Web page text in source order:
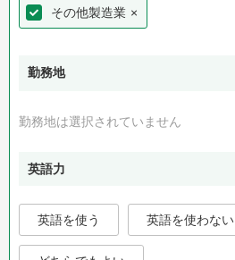
その他製造業 ×
勤務地
勤務地は選択されていません
英語力
英語を使う 英語を使わない